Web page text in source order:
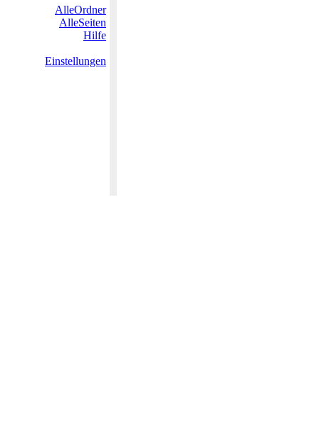
AlleOrdner
AlleSeiten
Hilfe
Einstellungen